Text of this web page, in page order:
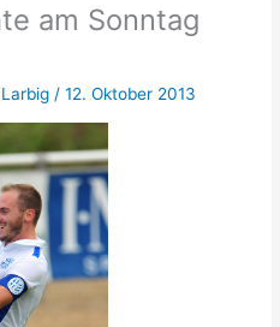
am Sonntag
/12. Oktober 2013